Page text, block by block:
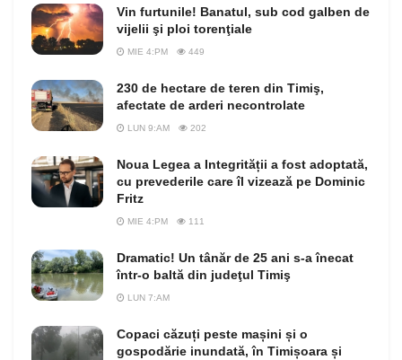
Vin furtunile! Banatul, sub cod galben de
vijelii şi ploi torenţiale
MIE 4:PM 449
230 de hectare de teren din Timiş,
afectate de arderi necontrolate
LUN 9:AM 202
Noua Legea a Integrității a fost adoptată,
cu prevederile care îl vizează pe Dominic
Fritz
MIE 4:PM 111
Dramatic! Un tânăr de 25 ani s-a înecat
într-o baltă din judeţul Timiş
LUN 7:AM
Copaci căzuți peste mașini și o
gospodărie inundată, în Timișoara și